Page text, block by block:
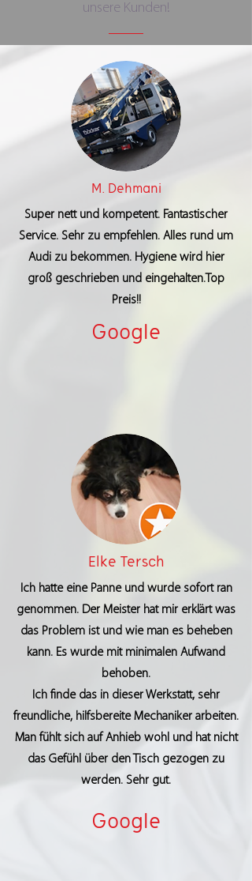
unsere Kunden!
M. Dehmani
Super nett und kompetent. Fantastischer
Service. Sehr zu empfehlen. Alles rund um
Audi zu bekommen. Hygiene wird hier
groß geschrieben und eingehalten.Top
Preis!!
Google
Elke Tersch
Ich hatte eine Panne und wurde sofort ran
genommen. Der Meister hat mir erklärt was
das Problem ist und wie man es beheben
kann. Es wurde mit minimalen Aufwand
behoben.
Ich finde das in dieser Werkstatt, sehr
freundliche, hilfsbereite Mechaniker arbeiten.
Man fühlt sich auf Anhieb wohl und hat nicht
das Gefühl über den Tisch gezogen zu
werden. Sehr gut.
Google